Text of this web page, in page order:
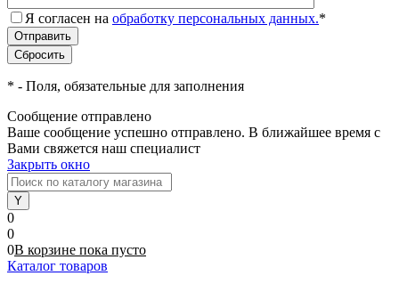
Я согласен на обработку персональных данных.*
* - Поля, обязательные для заполнения
Сообщение отправлено
Ваше сообщение успешно отправлено. В ближайшее время с
Вами свяжется наш специалист
Закрыть окно
0
0
0В корзине пока пусто
Каталог товаров